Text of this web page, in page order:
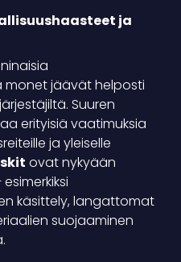
ja
monet jäävät helposti
Suuren
erityisiä vaatimuksia
ja yleiselle
ovat nykyään
käsittely, langattomat
suojaaminen